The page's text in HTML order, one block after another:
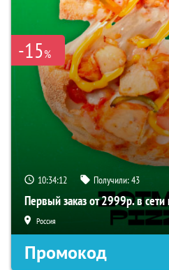
-15%
10:34:12 Получили:43
Первый заказ от 2999р. в
Россия
Промокод